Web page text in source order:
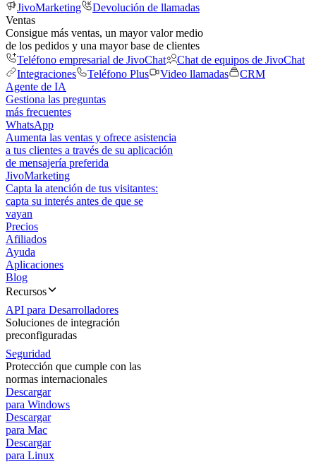
JivoMarketing
Devolución de llamadas
Ventas
Consigue más ventas, un mayor valor medio
de los pedidos y una mayor base de clientes
Teléfono empresarial de JivoChat
Chat de equipos de JivoChat
Integraciones
Teléfono Plus Video llamadas
CRM
Agente de IA
Gestiona las preguntas
más frecuentes
WhatsApp
Aumenta las ventas y ofrece asistencia
a tus clientes a través de su aplicación
de mensajería preferida
JivoMarketing
Capta la atención de tus visitantes:
capta su interés antes de que se
vayan
Precios
Afiliados
Ayuda
Aplicaciones
Blog
Recursos
API para Desarrolladores
Soluciones de integración
preconfiguradas
Seguridad
Protección que cumple con las
normas internacionales
Descargar
para Windows
Descargar
para Mac
Descargar
para Linux